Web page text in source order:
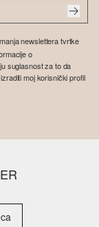
newslettera tvrtke
o
suglasnost za to da
moj korisnički profil